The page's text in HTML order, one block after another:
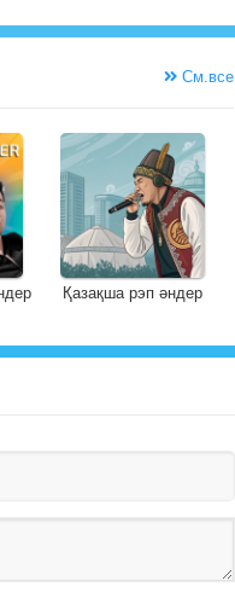
См.все
Қазақша рэп әндер